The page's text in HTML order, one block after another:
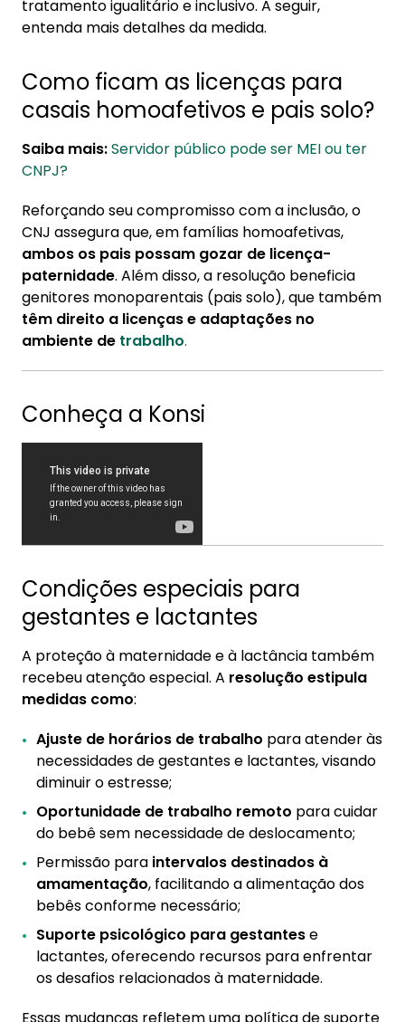
tratamento igualitário e inclusivo. A seguir,
entenda mais detalhes da medida.
Como ficam as licenças para
casais homoafetivos e pais solo?
Saiba mais:Servidor público pode ser MEI ou ter
CNPJ?
Reforçando seu compromisso com a inclusão, o
CNJ assegura que, em famílias homoafetivas,
ambos os pais possam gozar de licença-
paternidade. Além disso, a resolução beneficia
genitores monoparentais (pais solo), que também
têm direito a licenças e adaptações no
ambiente de trabalho.
Conheça a Konsi
Condições especiais para
gestantes e lactantes
A proteção à maternidade e à lactância também
recebeu atenção especial. A resolução estipula
medidas como:
Ajuste de horários de trabalho para atender às
necessidades de gestantes e lactantes, visando
diminuir o estresse;
Oportunidade de trabalho remoto para cuidar
do bebê sem necessidade de deslocamento;
Permissão para intervalos destinados à
amamentação, facilitando a alimentação dos
bebês conforme necessário;
Suporte psicológico para gestantese
lactantes, oferecendo recursos para enfrentar
os desafios relacionados à maternidade.